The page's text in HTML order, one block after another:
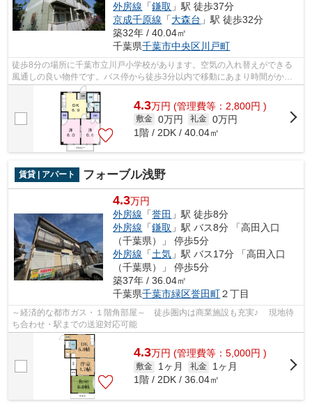
外房線 「鎌取 」駅 徒歩37分
京成千原線 「大森台 」駅 徒歩32分
築32年 / 40.04㎡
千葉県千葉市中央区川戸町
徒歩8分の場所に千葉市立川戸小学校があります。空気の入れ替えができる
風通しの良い物件です。バス停から徒歩3分以内で移動にあまり時間がかか
りません。敷地内ごみ置き場は、忙しい...
4.3万円 (管理費等：2,800円 )
敷金 0万円 礼金 0万円
1階 / 2DK / 40.04㎡
賃貸 | アパート フォーブル浅野
4.3万円
外房線 「誉田 」駅 徒歩8分
外房線 「鎌取 」駅 バス8分 「高田入口
（千葉県）」 停歩5分
外房線 「土気 」駅 バス17分 「高田入口
（千葉県）」 停歩5分
築37年 / 36.04㎡
千葉県千葉市緑区誉田町２丁目
～経済的な都市ガス・１階角部屋～ 徒歩圏内は商業施設も充実♪ 現地待
ち合わせ・駅までの送迎対応可能
4.3万円 (管理費等：5,000円 )
敷金 1ヶ月 礼金
1ヶ月
1階 / 2DK / 36.04㎡